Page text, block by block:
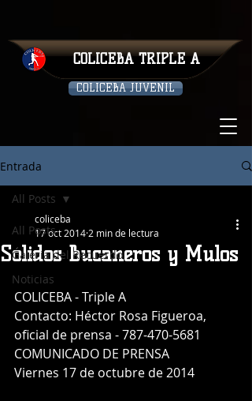
COLICEBA JUVENIL
COLICEBA TRIPLE A
Entrada
All Posts
Galeria del Recuerdo
Noticias
All Posts
Sólidos Bucaneros y Mulos
coliceba
17 oct 2014 2 min de lectura
COLICEBA - Triple A
Contacto: Héctor Rosa Figueroa,
oficial de prensa - 787-470-5681
COMUNICADO DE PRENSA
Viernes 17 de octubre de 2014